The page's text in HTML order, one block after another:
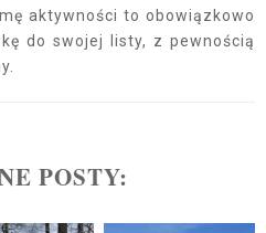
aktywności to obowiązkowo
do swojej listy, z pewnością
POSTY: